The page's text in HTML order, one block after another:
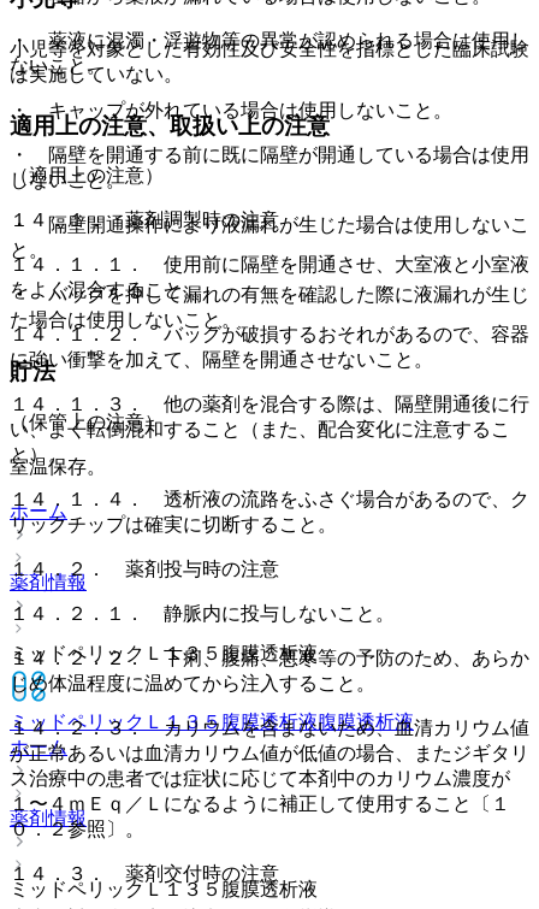
・ 薬液に混濁・浮遊物等の異常が認められる場合は使用し
ないこと。
・ キャップが外れている場合は使用しないこと。
・ 隔壁を開通する前に既に隔壁が開通している場合は使用
しないこと。
・ 隔壁開通操作により液漏れが生じた場合は使用しないこ
と。
・ バッグを押して漏れの有無を確認した際に液漏れが生じ
た場合は使用しないこと。
貯法
（保管上の注意）
室温保存。
ホーム
薬剤情報
ミッドペリックＬ１３５腹膜透析液
ミッドペリックＬ１３５腹膜透析液腹膜透析液
ホーム
薬剤情報
ミッドペリックＬ１３５腹膜透析液
小児等を対象とした有効性及び安全性を指標とした臨床試験
は実施していない。
適用上の注意、取扱い上の注意
（適用上の注意）
１４．１． 薬剤調製時の注意
１４．１．１． 使用前に隔壁を開通させ、大室液と小室液
をよく混合すること。
１４．１．２． バッグが破損するおそれがあるので、容器
に強い衝撃を加えて、隔壁を開通させないこと。
１４．１．３． 他の薬剤を混合する際は、隔壁開通後に行
い、よく転倒混和すること（また、配合変化に注意するこ
と）。
１４．１．４． 透析液の流路をふさぐ場合があるので、ク
リックチップは確実に切断すること。
１４．２． 薬剤投与時の注意
１４．２．１． 静脈内に投与しないこと。
１４．２．２． 下痢、腹痛、悪寒等の予防のため、あらか
じめ体温程度に温めてから注入すること。
１４．２．３． カリウムを含まないため、血清カリウム値
が正常あるいは血清カリウム値が低値の場合、またジギタリ
ス治療中の患者では症状に応じて本剤中のカリウム濃度が
１〜４ｍＥｑ／Ｌになるように補正して使用すること〔１
０．２参照〕。
１４．３． 薬剤交付時の注意